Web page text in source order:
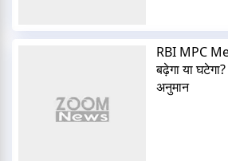
RBI MPC
बढ़ेगा या
अनुमान